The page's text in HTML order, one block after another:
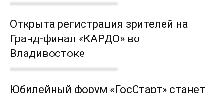
Открыта регистрация зрителей на
Гранд-финал «КАРДО» во
Владивостоке
Юбилейный форум «ГосСтарт» станет